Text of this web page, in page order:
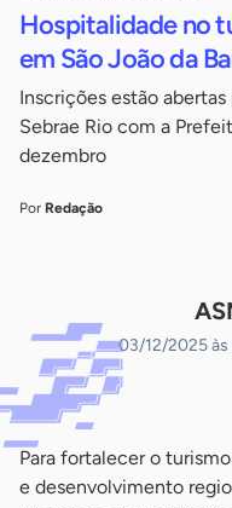
Hospitalidade no
em São João da
Inscrições estão
Sebrae Rio com a
dezembro
Por Redação
03/12/2025
Para fortalecer o
e desenvolvimento